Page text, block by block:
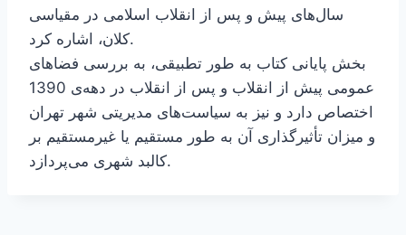
سال‌های پیش و پس از انقلاب اسلامی در مقیاسی
کلان، اشاره کرد.
بخش پایانی کتاب به طور تطبیقی، به بررسی فضاهای
عمومی پیش از انقلاب و پس از انقلاب در دهه‌ی 1390
اختصاص دارد و نیز به سیاست‌های مدیریتی شهر تهران
و میزان تأثیرگذاری آن به طور مستقیم یا غیرمستقیم بر
کالبد شهری می‌پردازد.